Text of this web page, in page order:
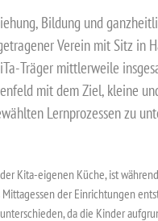
Bildung und
Verein mit Sitz in
Träger mittlerweile
mit dem Ziel, kleine
Lernprozessen zu
Kita-eigenen Küche, ist
der Einrichtungen
da die Kinder